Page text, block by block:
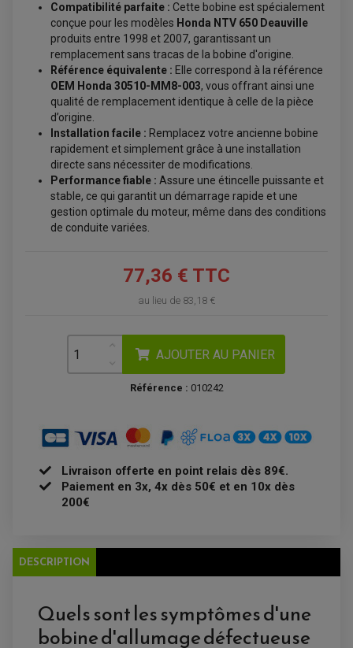
BAGAGERIE
BAGAGERIE SOUPLE
ACCESSOIRE GPS, SMARTPHONE
SELLE CONFORT
SUPPORT TOP CASE
SUPPORT VALISE LATERAL
TOP CASE ET VALISES
ÉCHAPPEMENT MOTO
SILENCIEUX / ÉCHAPPEMENT MOTO
ACCESSOIRE ÉCHAPPEMENT
ÉLECTRICITÉ
ACCESSOIRES ELECTRIQUE
BATTERIE
CHARGEUR BATTERIE
ECLAIRAGE MOTO
FEUX ADDITIONNELS
KIT RECONDITIONNEMENT DEMARREUR
STATOR
ENTRETIEN MOTO
ATELIER, PADDOCK, STAND
FILTRE A HUILE
FILTRE ET ACCESSOIRE ESSENCE
PRODUIT D'ENTRETIEN
ÉCHAPEMENT SCOOTER
ÉCHAPPEMENT SCOOTER
ELECTRICITÉ
CLIGNOTANT TYPE ORIGINE
BATTERIE SCOOTER
CHARGEUR DE BATTERIE
REDRESSEUR / RÉGULATEUR
DISQUE DE FREIN AVANT
PLAQUETTE DE FREIN ARRIERE
MAÎTRE CYLINDRE
ÉCHAPPEMENT QUAD
ÉCHAPPEMENT QUAD
ENTRETIEN QUAD / SSV
BATTERIE
BOUGIE QUAD
FILTRE A AIR BMC QUAD
FILTRE A AIR QUAD
FILTRE A HUILE QUAD
PLAQUE PHARE
COMPTEUR D'HEURE
DÉMARREUR
BOBINE D'ALLUMAGE
COUPE-CONTACT
TRANSMISSION
KIT CHAÎNE
GUIDE CHAÎNE
PATIN DE BRAS OSCILLANT
ROULETTE DE CHAÎNE
EMBRAYAGE OFF ROAD
PIÈCE MOTEUR
POMPE À EAU BOYESEN
KIT RÉPARATION CARBU
DURITE RADIATEUR
Compatibilité parfaite : Cette bobine est spécialement
conçue pour les modèles Honda NTV 650 Deauville
produits entre 1998 et 2007, garantissant un
remplacement sans tracas de la bobine d'origine.
Référence équivalente : Elle correspond à la référence
OEM Honda 30510-MM8-003, vous offrant ainsi une
qualité de remplacement identique à celle de la pièce
d’origine.
Installation facile : Remplacez votre ancienne bobine
rapidement et simplement grâce à une installation
directe sans nécessiter de modifications.
Performance fiable : Assure une étincelle puissante et
stable, ce qui garantit un démarrage rapide et une
gestion optimale du moteur, même dans des conditions
de conduite variées.
77,36 € TTC
au lieu de 83,18 €
AJOUTER AU PANIER
Référence : 010242
Livraison offerte en point relais dès 89€.
Paiement en 3x, 4x dès 50€ et en 10x dès
200€
DESCRIPTION
Quels sont les symptômes d'une
bobine d'allumage défectueuse